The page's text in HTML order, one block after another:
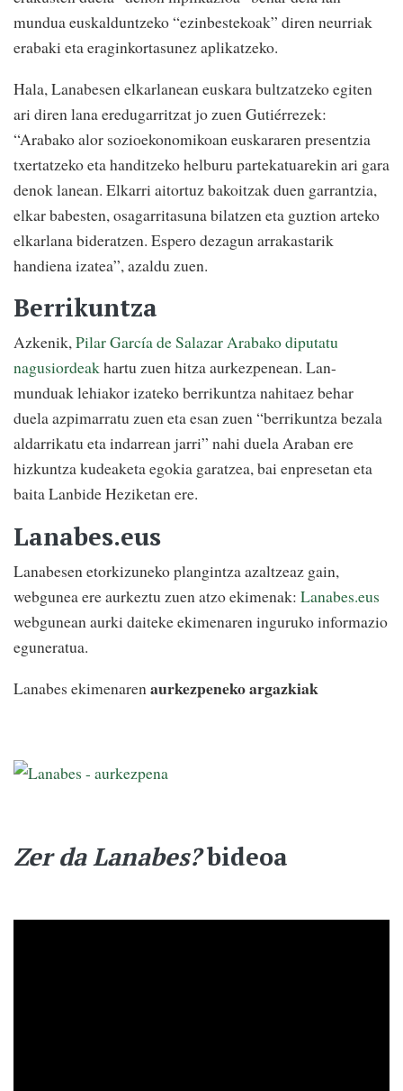
mundua euskalduntzeko “ezinbestekoak” diren neurriak
erabaki eta eraginkortasunez aplikatzeko.
Hala, Lanabesen elkarlanean euskara bultzatzeko egiten
ari diren lana eredugarritzat jo zuen Gutiérrezek:
“Arabako alor sozioekonomikoan euskararen presentzia
txertatzeko eta handitzeko helburu partekatuarekin ari gara
denok lanean. Elkarri aitortuz bakoitzak duen garrantzia,
elkar babesten, osagarritasuna bilatzen eta guztion arteko
elkarlana bideratzen. Espero dezagun arrakastarik
handiena izatea”, azaldu zuen.
Berrikuntza
Azkenik,Pilar García de Salazar Arabako diputatu
nagusiordeakhartu zuen hitza aurkezpenean. Lan-
munduak lehiakor izateko berrikuntza nahitaez behar
duela azpimarratu zuen eta esan zuen “berrikuntza bezala
aldarrikatu eta indarrean jarri” nahi duela Araban ere
hizkuntza kudeaketa egokia garatzea, bai enpresetan eta
baita Lanbide Heziketan ere.
Lanabes.eus
Lanabesen etorkizuneko plangintza azaltzeaz gain,
webgunea ere aurkeztu zuen atzo ekimenak: Lanabes.eus
webgunean aurki daiteke ekimenaren inguruko informazio
eguneratua.
Lanabes ekimenaren aurkezpeneko argazkiak
Zer da Lanabes?bideoa